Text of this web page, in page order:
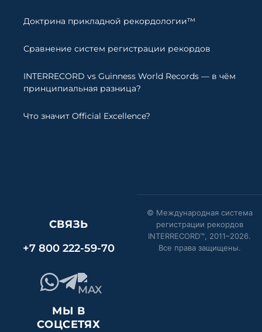
Доктрина прикладной рекордологии™
Сравнение систем регистрации рекордов
INTERRECORD vs Guinness World Records — в чём
принципиальная разница?
Что значит Official Excellence?
СВЯЗЬ
+7 800 222-59-70
МЫ В
СОЦСЕТЯХ
© Международная система
регистрации рекордов
INTERRECORD™, 2011–2026.
Все права защищены.